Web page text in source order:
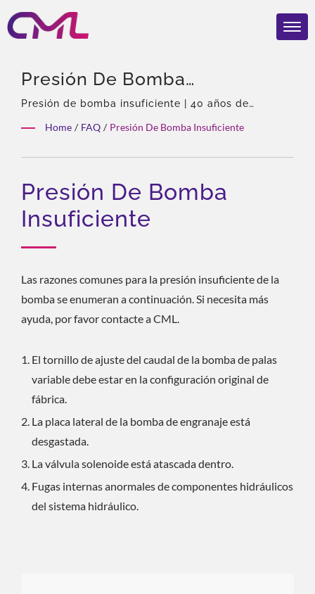
Presión De Bomba
Insuficiente | Bombas Y
Válvulas Hidráulicas
Galardonadas – CML:
Certificado, Confiable Y
Comprobado A Nivel Mundial
Presión de bomba insuficiente | 40 años de
Distribución global.
Home / FAQ / Presión De Bomba Insuficiente
Presión De Bomba
Insuficiente
Las razones comunes para la presión insuficiente de la
bomba se enumeran a continuación. Si necesita más
ayuda, por favor contacte a CML.
El tornillo de ajuste del caudal de la bomba de palas
variable debe estar en la configuración original de
fábrica.
La placa lateral de la bomba de engranaje está
desgastada.
La válvula solenoide está atascada dentro.
Fugas internas anormales de componentes hidráulicos
del sistema hidráulico.